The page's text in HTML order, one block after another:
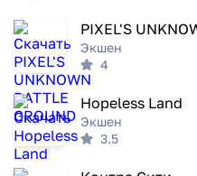
Экшен
4
Hopeless Land
Экшен
3.5